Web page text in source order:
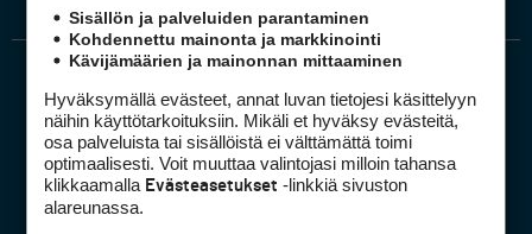
Sisällön ja palveluiden parantaminen
Kohdennettu mainonta ja markkinointi
Kävijämäärien ja mainonnan mittaaminen
Hyväksymällä evästeet, annat luvan tietojesi käsittelyyn
näihin käyttötarkoituksiin. Mikäli et hyväksy evästeitä,
osa palveluista tai sisällöistä ei välttämättä toimi
optimaalisesti. Voit muuttaa valintojasi milloin tahansa
klikkaamalla Evästeasetukset -linkkiä sivuston
alareunassa.